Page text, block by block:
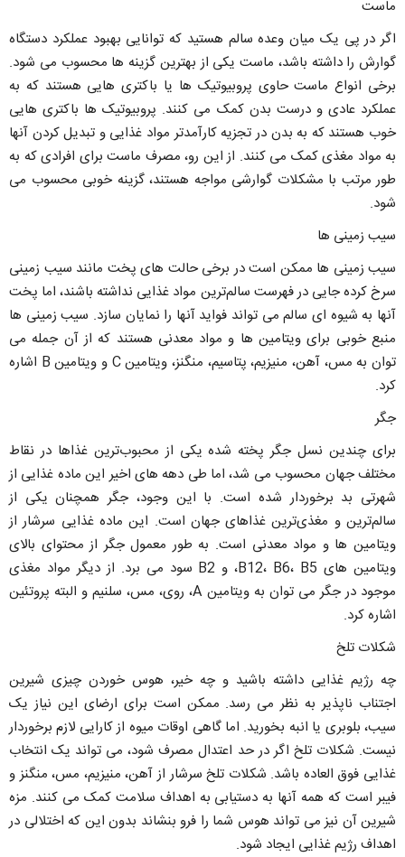
ماست
اگر در پی یک میان وعده سالم هستید که توانایی بهبود عملکرد دستگاه
گوارش را داشته باشد، ماست یکی از بهترین گزینه ها محسوب می شود.
برخی انواع ماست حاوی پروبیوتیک ها یا باکتری هایی هستند که به
عملکرد عادی و درست بدن کمک می کنند. پروبیوتیک ها باکتری هایی
خوب هستند که به بدن در تجزیه کارآمدتر مواد غذایی و تبدیل کردن آنها
به مواد مغذی کمک می کنند. از این رو، مصرف ماست برای افرادی که به
طور مرتب با مشکلات گوارشی مواجه هستند، گزینه خوبی محسوب می
شود.
سیب زمینی ها
سیب زمینی ها ممکن است در برخی حالت های پخت مانند سیب زمینی
سرخ کرده جایی در فهرست سالم‌ترین مواد غذایی نداشته باشند، اما پخت
آنها به شیوه ای سالم می تواند فواید آنها را نمایان سازد. سیب زمینی ها
منبع خوبی برای ویتامین ها و مواد معدنی هستند که از آن جمله می
توان به مس، آهن، منیزیم، پتاسیم، منگنز، ویتامین C و ویتامین B اشاره
کرد.
جگر
برای چندین نسل جگر پخته شده یکی از محبوب‌ترین غذاها در نقاط
مختلف جهان محسوب می شد، اما طی دهه های اخیر این ماده غذایی از
شهرتی بد برخوردار شده است. با این وجود، جگر همچنان یکی از
سالم‌ترین و مغذی‌ترین غذاهای جهان است. این ماده غذایی سرشار از
ویتامین ها و مواد معدنی است. به طور معمول جگر از محتوای بالای
ویتامین های B12، B6، B5، و B2 سود می برد. از دیگر مواد مغذی
موجود در جگر می توان به ویتامین A، روی، مس، سلنیم و البته پروتئین
اشاره کرد.
شکلات تلخ
چه رژیم غذایی داشته باشید و چه خیر، هوس خوردن چیزی شیرین
اجتناب ناپذیر به نظر می رسد. ممکن است برای ارضای این نیاز یک
سیب، بلوبری یا انبه بخورید. اما گاهی اوقات میوه از کارایی لازم برخوردار
نیست. شکلات تلخ اگر در حد اعتدال مصرف شود، می تواند یک انتخاب
غذایی فوق العاده باشد. شکلات تلخ سرشار از آهن، منیزیم، مس، منگنز و
فیبر است که همه آنها به دستیابی به اهداف سلامت کمک می کنند. مزه
شیرین آن نیز می تواند هوس شما را فرو بنشاند بدون این که اختلالی در
اهداف رژیم غذایی ایجاد شود.